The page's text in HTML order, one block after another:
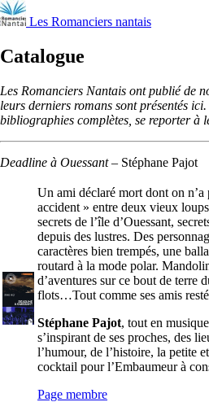
Les Romanciers nantais
Catalogue
Les Romanciers Nantais ont publié de
leurs derniers romans sont présentés
bibliographies complètes, se reporter à
Deadline à Ouessant– Stéphane Pajot
Un ami déclaré mort dont on n’a
accident » entre deux vieux
secrets de l’île d’Ouessant,
depuis des lustres. Des
caractères bien trempés, une
routard à la mode polar.
d’aventures sur ce bout de terre
flots…Tout comme ses amis
Stéphane Pajot, tout en
s’inspirant de ses proches, des
l’humour, de l’histoire, la petite
cocktail pour l’Embaumeur à
Page membre